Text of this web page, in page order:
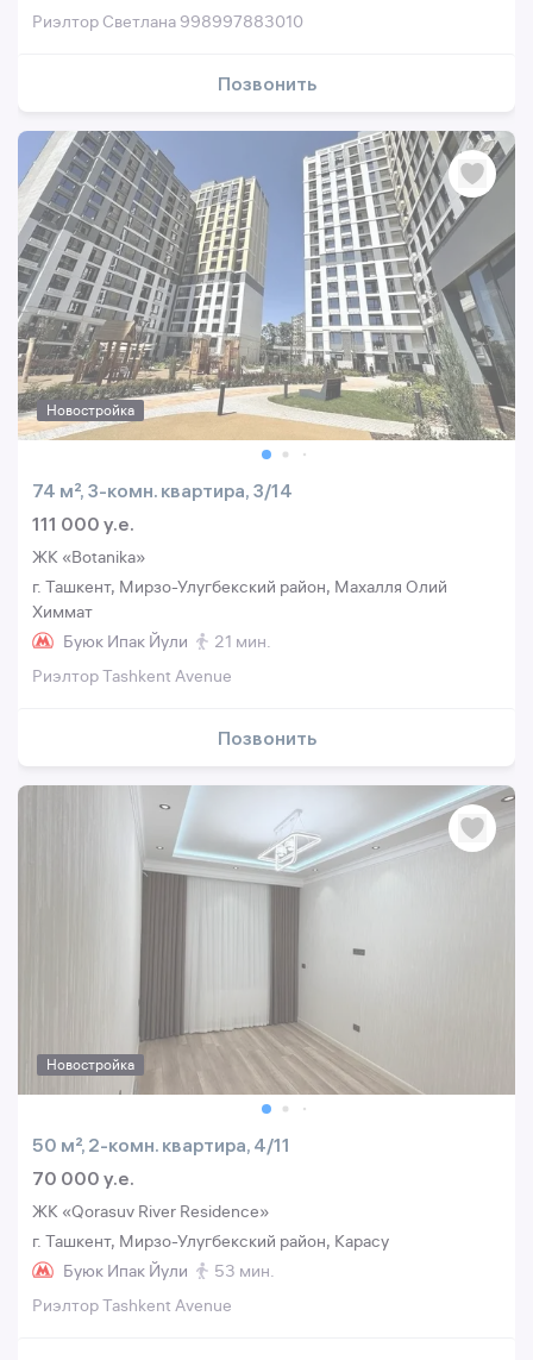
Риэлтор Светлана 998997883010
Позвонить
Новостройка
74 м², 3-комн. квартира, 3/14
111 000 y.e.
ЖК «Botanika»
г. Ташкент, Мирзо-Улугбекский район, Маxалля Олий
Химмат
Буюк Ипак Йули
21 мин.
Риэлтор Tashkent Avenue
Позвонить
Новостройка
50 м², 2-комн. квартира, 4/11
70 000 y.e.
ЖК «Qorasuv River Residence»
г. Ташкент, Мирзо-Улугбекский район, Карасу
Буюк Ипак Йули
53 мин.
Риэлтор Tashkent Avenue